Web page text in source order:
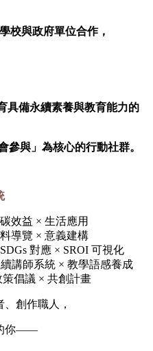
校與政府單位合作，
具備永續素養與教育能力的
參與」為核心的行動社群。
效益 × 生活應用
導覽 × 意義建構
對應 × SROI 可視化
續講師系統 × 教學語感養成
倡議 × 共創計畫
創作職人，
你——